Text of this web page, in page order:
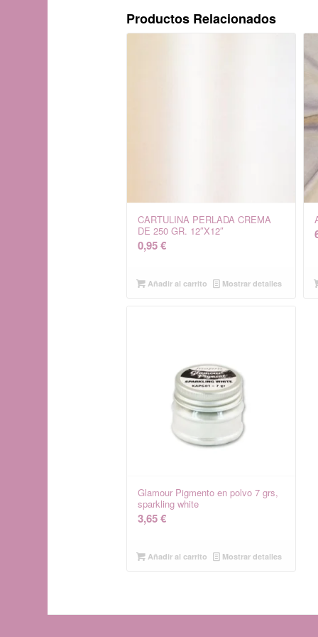
Productos Relacionados
CARTULINA PERLADA CREMA
DE 250 GR. 12″X12″
0,95€
Añadir al carrito Mostrar detalles
Glamour Pigmento en polvo 7 grs,
sparkling white
3,65€
Añadir al carrito Mostrar detalles